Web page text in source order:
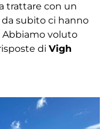
trattare con un
subito ci hanno
Abbiamo voluto
di Vigh